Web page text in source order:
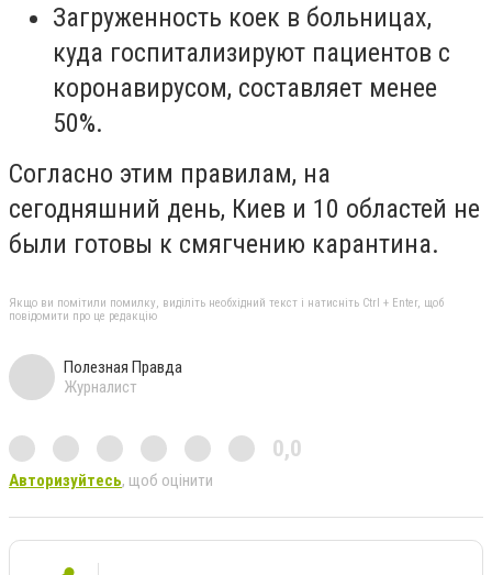
Загруженность коек в больницах,
куда госпитализируют пациентов с
коронавирусом, составляет менее
50%.
Согласно этим правилам, на
сегодняшний день, Киев и 10 областей не
были готовы к смягчению карантина.
Якщо ви помітили помилку, виділіть необхідний текст і натисніть Ctrl + Enter, щоб
повідомити про це редакцію
Полезная Правда
Журналист
0,0
Авторизуйтесь, щоб оцінити